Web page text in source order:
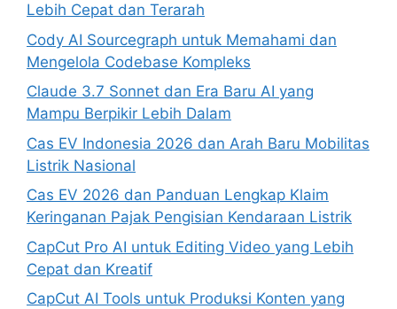
Lebih Cepat dan Terarah
Cody AI Sourcegraph untuk Memahami dan
Mengelola Codebase Kompleks
Claude 3.7 Sonnet dan Era Baru AI yang
Mampu Berpikir Lebih Dalam
Cas EV Indonesia 2026 dan Arah Baru Mobilitas
Listrik Nasional
Cas EV 2026 dan Panduan Lengkap Klaim
Keringanan Pajak Pengisian Kendaraan Listrik
CapCut Pro AI untuk Editing Video yang Lebih
Cepat dan Kreatif
CapCut AI Tools untuk Produksi Konten yang